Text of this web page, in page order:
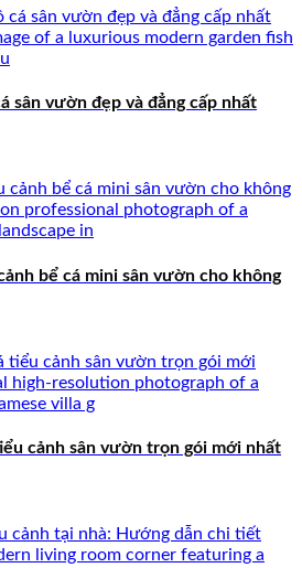
sân vườn đẹp và đẳng cấp nhất
bể cá mini sân vườn cho không
cảnh sân vườn trọn gói mới nhất